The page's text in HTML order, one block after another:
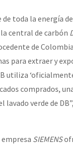
toda la energía
central de carbón
de
para extraer y
utiliza
comprados,
lavado verde de
SIEMENS